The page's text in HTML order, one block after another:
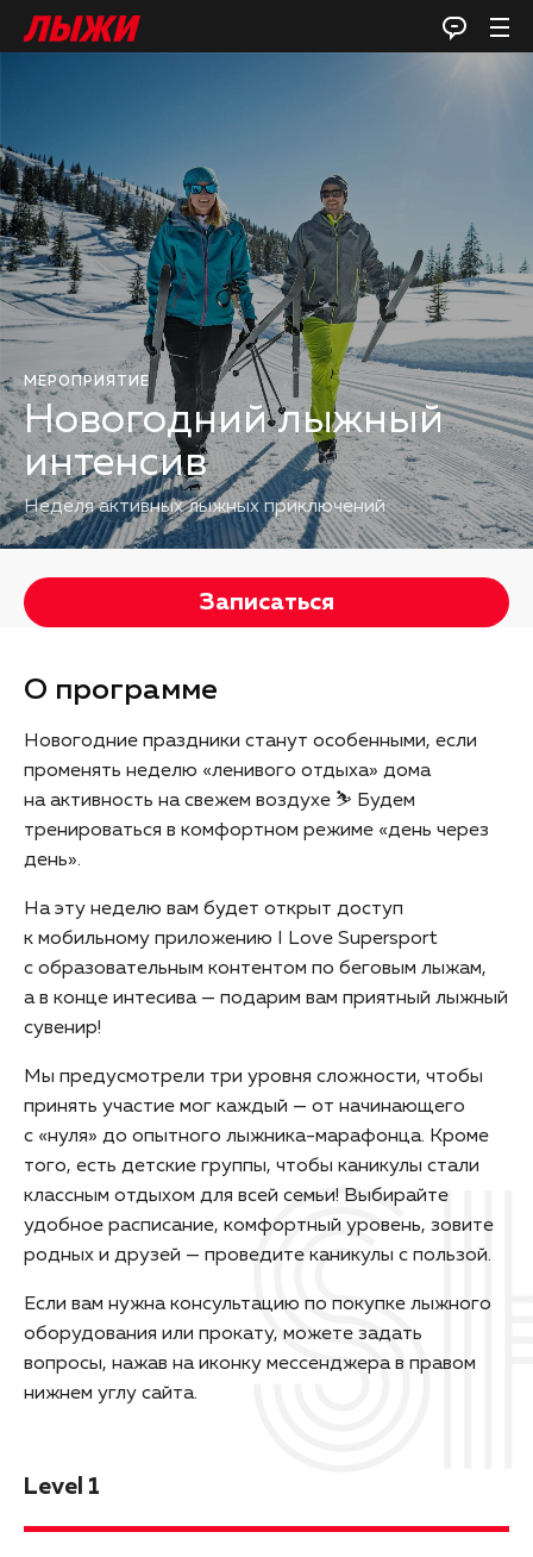
МЕРОПРИЯТИЕ
Новогодний лыжный
интенсив
Неделя активных лыжных приключений
Записаться
О программе
Новогодние праздники станут особенными, если
променять неделю «ленивого отдыха» дома
на активность на свежем воздухе ⛷️ Будем
тренироваться в комфортном режиме «день через
день».
На эту неделю вам будет открыт доступ
к мобильному приложению I Love Supersport
с образовательным контентом по беговым лыжам,
а в конце интесива — подарим вам приятный лыжный
сувенир!
Мы предусмотрели три уровня сложности, чтобы
принять участие мог каждый — от начинающего
с «нуля» до опытного лыжника-марафонца. Кроме
того, есть детские группы, чтобы каникулы стали
классным отдыхом для всей семьи! Выбирайте
удобное расписание, комфортный уровень, зовите
родных и друзей — проведите каникулы с пользой.
Если вам нужна консультацию по покупке лыжного
оборудования или прокату, можете задать
вопросы, нажав на иконку мессенджера в правом
нижнем углу сайта.
Level 1